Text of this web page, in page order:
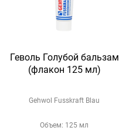
Геволь Голубой бальзам
(флакон 125 мл)
Gehwol Fusskraft Blau
Объем: 125 мл